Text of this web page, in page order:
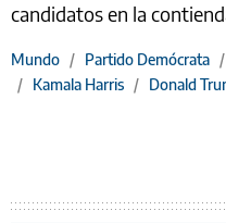
candidatos en la
Mundo / Partido Demócrata /
/ Kamala Harris / Donald